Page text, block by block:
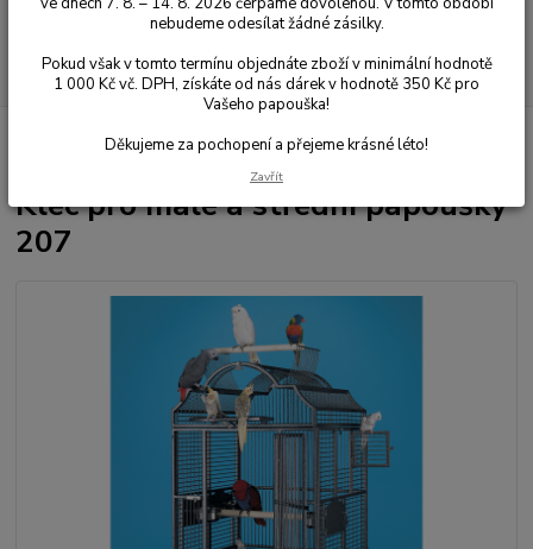
Hledat
střední papoušky
Klec pro malé a střední papoušky 207
Klec pro malé a střední papoušky
207
nebudeme odesílat žádné zásilky.
Pokud však v tomto termínu objednáte zboží v minimální hodnotě
1 000 Kč vč. DPH, získáte od nás dárek v hodnotě 350 Kč pro
Vašeho papouška!
Děkujeme za pochopení a přejeme krásné léto!
Zavřít